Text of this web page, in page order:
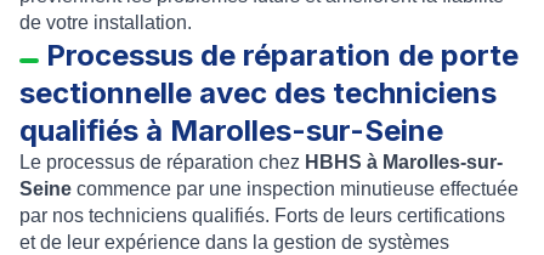
de votre installation.
Processus de réparation de porte
sectionnelle avec des techniciens
qualifiés à Marolles-sur-Seine
Le processus de réparation chez HBHS à Marolles-sur-
Seine commence par une inspection minutieuse effectuée
par nos techniciens qualifiés. Forts de leurs certifications
et de leur expérience dans la gestion de systèmes